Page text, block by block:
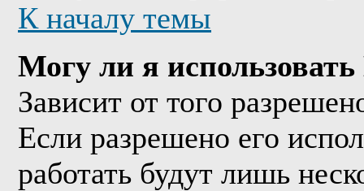
К началу темы
Могу ли я
Зависит от того
Если разрешено его
работать будут лишь